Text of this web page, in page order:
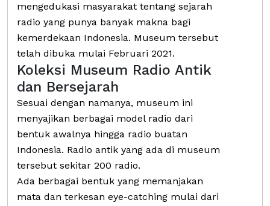
mengedukasi masyarakat tentang sejarah
radio yang punya banyak makna bagi
kemerdekaan Indonesia. Museum tersebut
telah dibuka mulai Februari 2021.
Koleksi Museum Radio Antik
dan Bersejarah
Sesuai dengan namanya, museum ini
menyajikan berbagai model radio dari
bentuk awalnya hingga radio buatan
Indonesia. Radio antik yang ada di museum
tersebut sekitar 200 radio.
Ada berbagai bentuk yang memanjakan
mata dan terkesan eye-catching mulai dari